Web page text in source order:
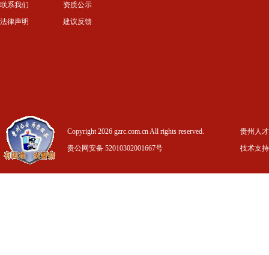
联系我们
法律声明
资质公示
建议反馈
Copyright 2026 gzrc.com.cn All rights reserved.
贵公网安备 52010302001667号
贵州人
技术支